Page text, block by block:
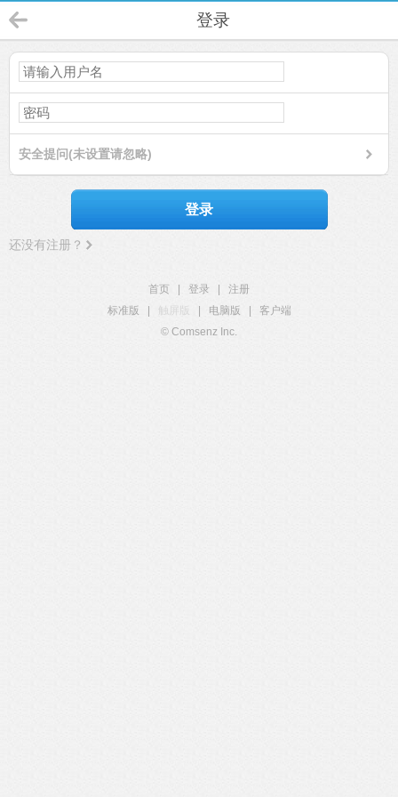
登录
安全提问(未设置请忽略)
登录
还没有注册？
首页 登录
注册
标准版
触屏版 电脑版
客户端
© Comsenz Inc.